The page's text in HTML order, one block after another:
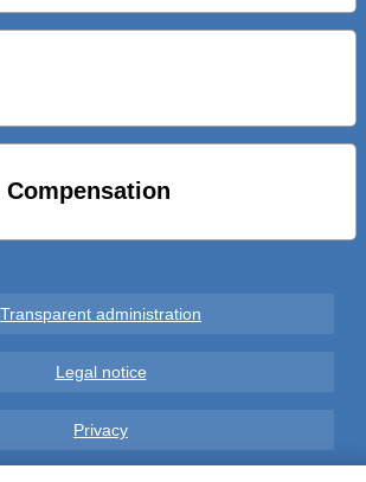
CONSEGNA ALLA CITTA’ LE NOVE
BIKE SHARING A POTENZA CON
FAL SCONTI SULL’UTILIZZO DELLE
Compensation
Transparent administration
Legal notice
Privacy